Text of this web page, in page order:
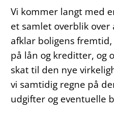
Vi kommer langt med
et samlet overblik
afklar boligens
på lån og kreditter, og
skat til den nye
vi samtidig regne på
udgifter og eventuelle